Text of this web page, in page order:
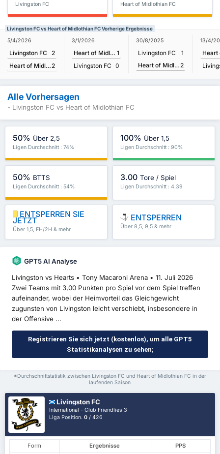
Livingston FC Heart of Midlothian FC
Livingston FC vs Heart of Midlothian FC Vorherige Ergebnisse
5/4/2026
Livingston FC
2
Heart of Midlothian FC 2
3/1/2026
Heart of Midlothian FC 1
Livingston FC 0
30/8/2025
Livingston FC
1
Heart of Midlothian FC2
13/4/
Alle Vorhersagen
- Livingston FC vs Heart of Midlothian FC
50% Über 2,5
Ligen Durchschnitt : 74%
100% Über 1,5
Ligen Durchschnitt : 90%
50% BTTS
Ligen Durchschnitt : 54%
3.00 Tore / Spiel
Ligen Durchschnitt : 4.39
ENTSPERREN SIE
JETZT
Über 1,5, FH/2H & mehr
ENTSPERREN
Über 8,5, 9,5 & mehr
GPT5 AI Analyse
Livingston vs Hearts • Tony Macaroni Arena • 11. Juli 2026
Zwei Teams mit 3,00 Punkten pro Spiel vor dem Spiel treffen
aufeinander, wobei der Heimvorteil das Gleichgewicht
zugunsten von Livingston leicht verschiebt, insbesondere in
der Offensive ...
Registrieren Sie sich jetzt (kostenlos), um alle GPT5
Statistikanalysen zu sehen;
*Durchschnittstatistik zwischen Livingston FC und Heart of Midlothian FC in der
laufenden Saison
Livingston FC
International - Club Friendlies 3
Liga Position.0 / 426
Form Ergebnisse
PPS